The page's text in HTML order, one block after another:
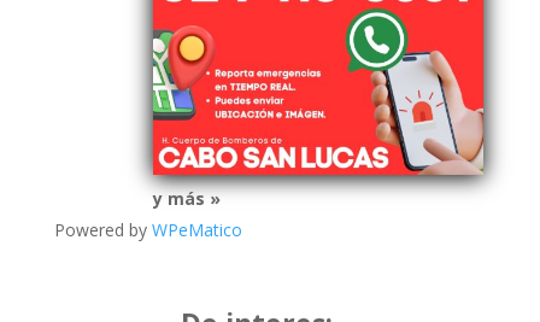
y más »
Powered by WPeMatico